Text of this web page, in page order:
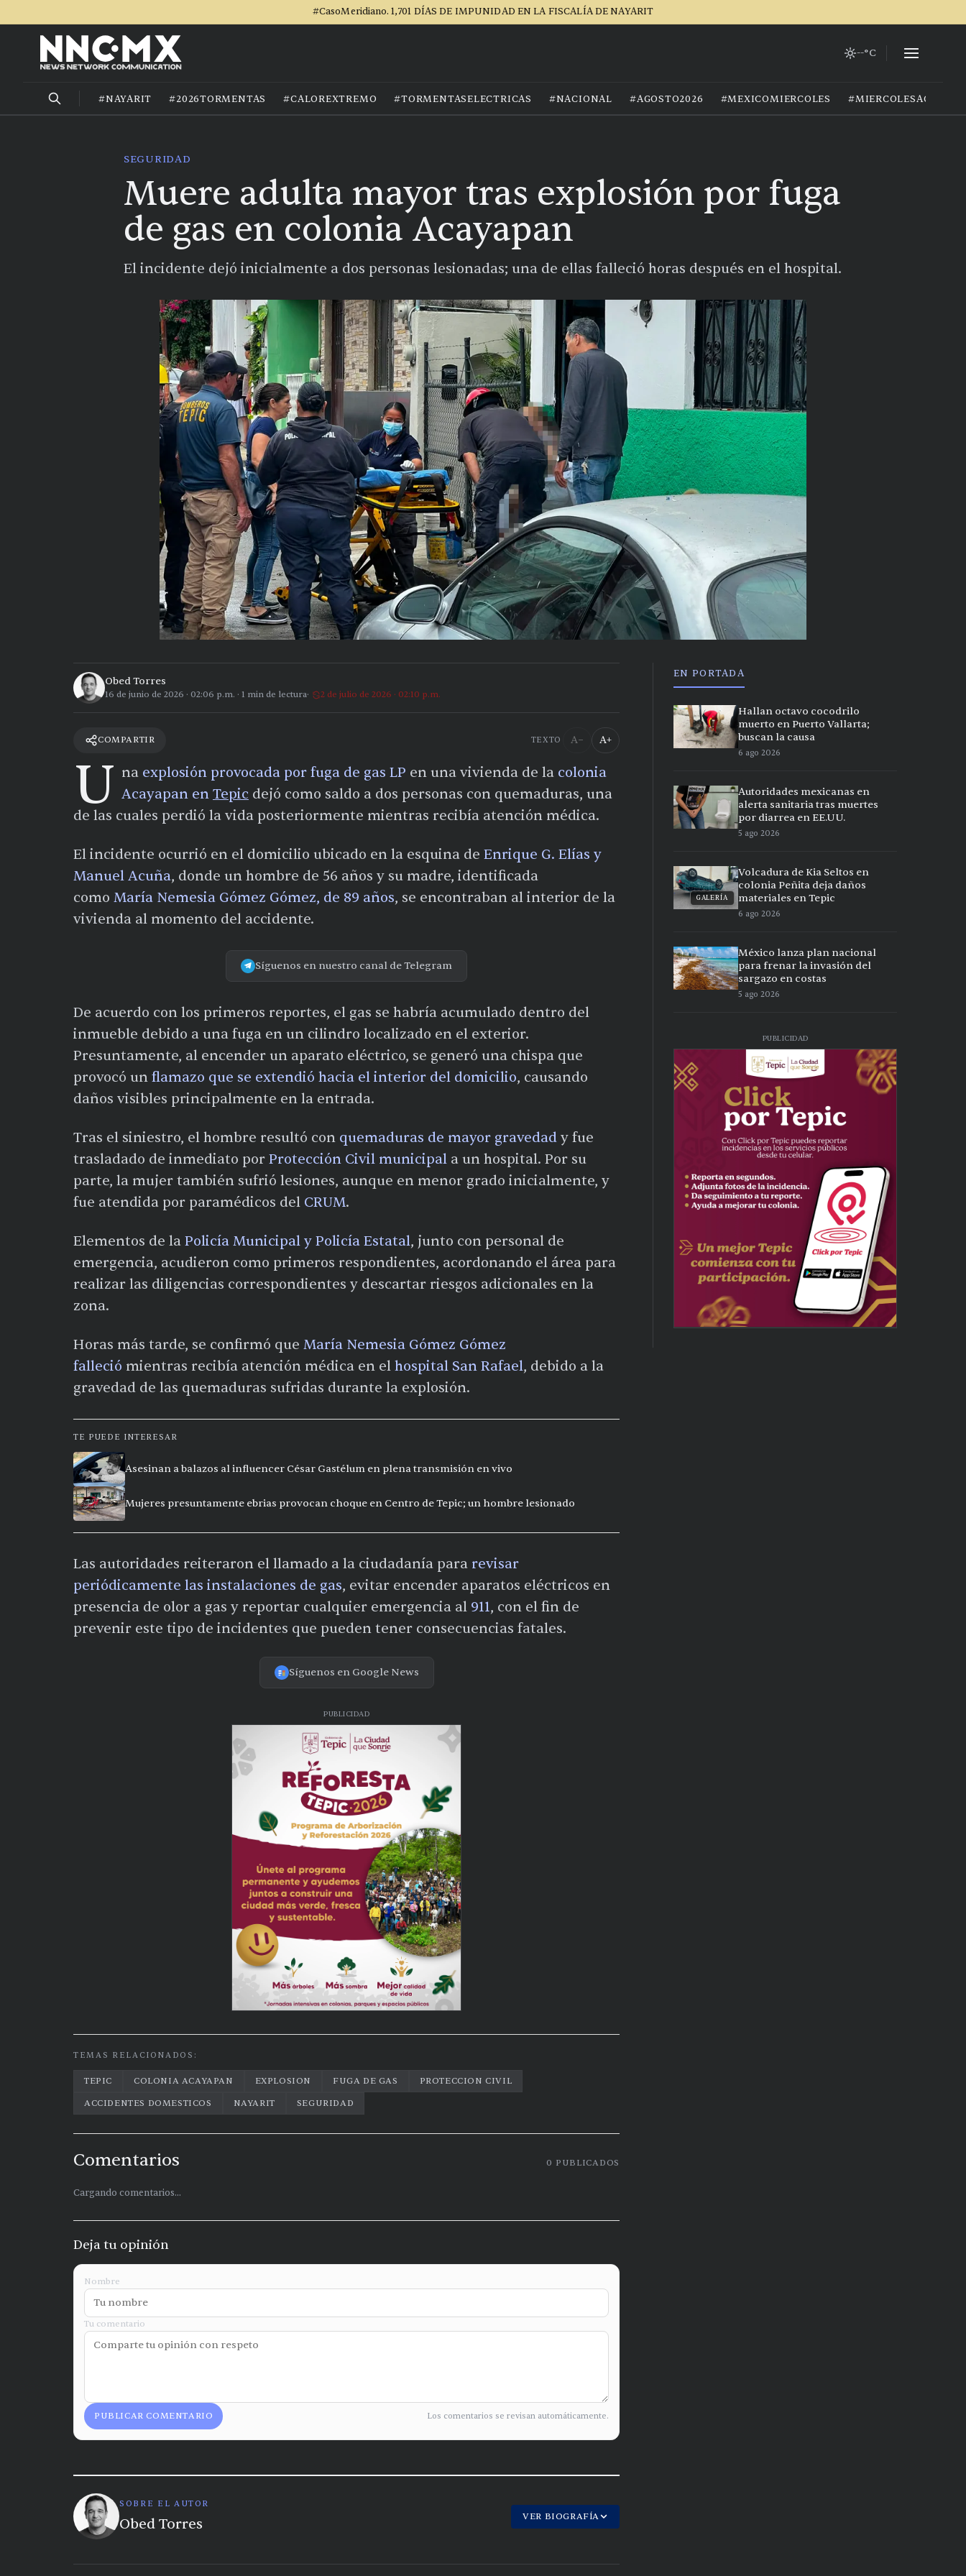
#CasoMeridiano. 1,701 DÍAS DE IMPUNIDAD EN LA FISCALÍA DE NAYARIT
--°C
#NAYARIT #2026TORMENTAS #CALOREXTREMO #TORMENTASELECTRICAS #NACIONAL #AGOSTO2026 #MEXICOMIERCOLES #MIERCOLESAGOSTO
SEGURIDAD
Muere adulta mayor tras explosión por fuga
de gas en colonia Acayapan
El incidente dejó inicialmente a dos personas lesionadas; una de ellas falleció horas después en el hospital.
Obed Torres
16 de junio de 2026 · 02:06 p.m. · 1 min de lectura 2 de julio de 2026 · 02:10 p.m.
COMPARTIR TEXTO A− A+
U na explosión provocada por fuga de gas LP en una vivienda de la colonia
Acayapan en Tepic dejó como saldo a dos personas con quemaduras, una
de las cuales perdió la vida posteriormente mientras recibía atención médica.
El incidente ocurrió en el domicilio ubicado en la esquina de Enrique G. Elías y
Manuel Acuña, donde un hombre de 56 años y su madre, identificada
como María Nemesia Gómez Gómez, de 89 años, se encontraban al interior de la
vivienda al momento del accidente.
Síguenos en nuestro canal de Telegram
De acuerdo con los primeros reportes, el gas se habría acumulado dentro del
inmueble debido a una fuga en un cilindro localizado en el exterior.
Presuntamente, al encender un aparato eléctrico, se generó una chispa que
provocó un flamazo que se extendió hacia el interior del domicilio, causando
daños visibles principalmente en la entrada.
Tras el siniestro, el hombre resultó con quemaduras de mayor gravedad y fue
trasladado de inmediato por Protección Civil municipal a un hospital. Por su
parte, la mujer también sufrió lesiones, aunque en menor grado inicialmente, y
fue atendida por paramédicos del CRUM.
Elementos de la Policía Municipal y Policía Estatal, junto con personal de
emergencia, acudieron como primeros respondientes, acordonando el área para
realizar las diligencias correspondientes y descartar riesgos adicionales en la
zona.
Horas más tarde, se confirmó que María Nemesia Gómez Gómez
falleció mientras recibía atención médica en el hospital San Rafael, debido a la
gravedad de las quemaduras sufridas durante la explosión.
TE PUEDE INTERESAR
Asesinan a balazos al influencer César Gastélum en plena transmisión en vivo
Mujeres presuntamente ebrias provocan choque en Centro de Tepic; un hombre lesionado
Las autoridades reiteraron el llamado a la ciudadanía para revisar
periódicamente las instalaciones de gas, evitar encender aparatos eléctricos en
presencia de olor a gas y reportar cualquier emergencia al 911, con el fin de
prevenir este tipo de incidentes que pueden tener consecuencias fatales.
Síguenos en Google News
PUBLICIDAD
TEMAS RELACIONADOS:
TEPIC COLONIA ACAYAPAN EXPLOSION FUGA DE GAS
PROTECCION CIVIL
ACCIDENTES DOMESTICOS
NAYARIT SEGURIDAD
Comentarios 0 PUBLICADOS
Cargando comentarios...
Deja tu opinión
Nombre
Tu comentario
PUBLICAR COMENTARIO Los comentarios se revisan automáticamente.
SOBRE EL AUTOR
Obed Torres VER BIOGRAFÍA
EN PORTADA
Hallan octavo cocodrilo
muerto en Puerto Vallarta;
buscan la causa
6 ago 2026
Autoridades mexicanas en
alerta sanitaria tras muertes
por diarrea en EE.UU.
5 ago 2026
GALERÍA
Volcadura de Kia Seltos en
colonia Peñita deja daños
materiales en Tepic
6 ago 2026
México lanza plan nacional
para frenar la invasión del
sargazo en costas
5 ago 2026
PUBLICIDAD